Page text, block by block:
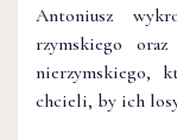
Antoniusz
rzymskiego
nierzymskiego,
chcieli, by ich